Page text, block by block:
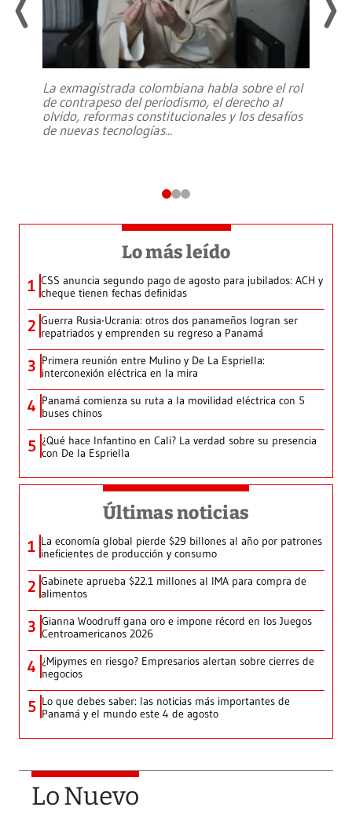
La exmagistrada colombiana habla sobre el rol
de contrapeso del periodismo, el derecho al
olvido, reformas constitucionales y los desafíos
de nuevas tecnologías...
Lo más leído
1 CSS anuncia segundo pago de agosto para jubilados: ACH y
cheque tienen fechas definidas
2 Guerra Rusia-Ucrania: otros dos panameños logran ser
repatriados y emprenden su regreso a Panamá
3 Primera reunión entre Mulino y De La Espriella:
interconexión eléctrica en la mira
4 Panamá comienza su ruta a la movilidad eléctrica con 5
buses chinos
5 ¿Qué hace Infantino en Cali? La verdad sobre su presencia
con De la Espriella
Últimas noticias
1 La economía global pierde $29 billones al año por patrones
ineficientes de producción y consumo
2 Gabinete aprueba $22.1 millones al IMA para compra de
alimentos
3 Gianna Woodruff gana oro e impone récord en los Juegos
Centroamericanos 2026
4 ¿Mipymes en riesgo? Empresarios alertan sobre cierres de
negocios
5 Lo que debes saber: las noticias más importantes de
Panamá y el mundo este 4 de agosto
Lo Nuevo